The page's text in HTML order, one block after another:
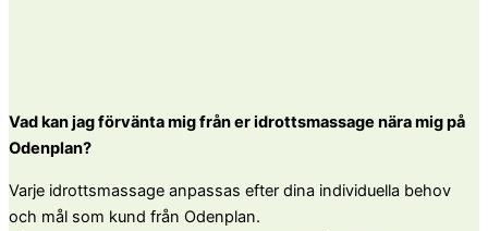
Vad kan jag förvänta mig från er idrottsmassage nära mig på
Odenplan?
Varje idrottsmassage anpassas efter dina individuella behov
och mål som kund från Odenplan.